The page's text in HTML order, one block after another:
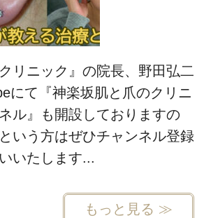
リニック』の院長、野田弘二
にて『神楽坂肌と爪のクリニ
ル』も開設しておりますの
いう方はぜひチャンネル登録
いたします...
もっと見る ≫